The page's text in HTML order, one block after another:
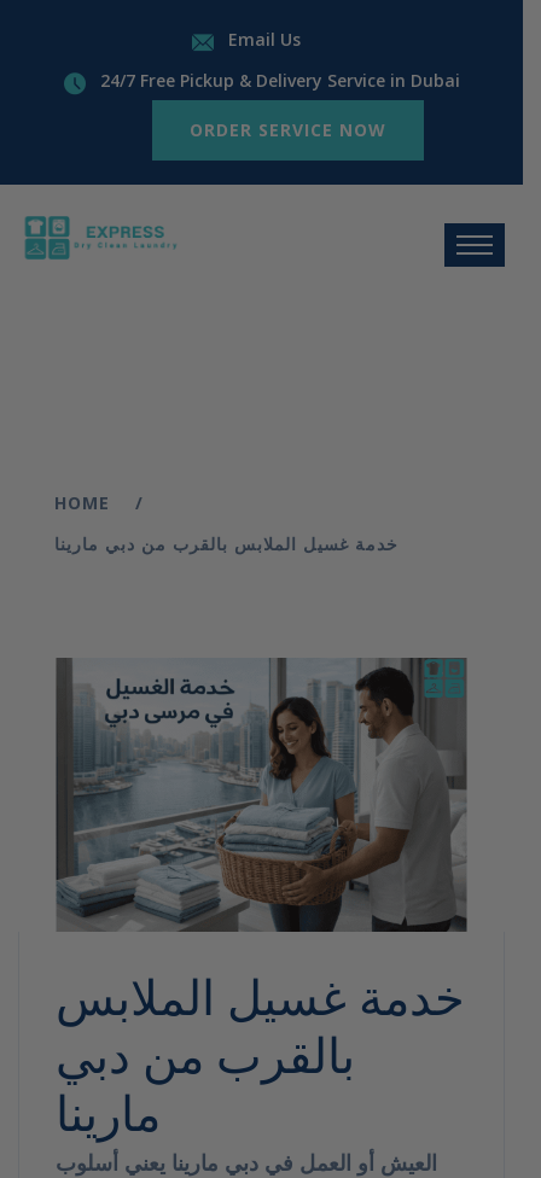
Email Us
24/7 Free Pickup & Delivery Service in Dubai
ORDER SERVICE NOW
HOME
خدمة غسيل الملابس بالقرب من دبي مارينا
خدمة غسيل الملابس
بالقرب من دبي
مارينا
العيش أو العمل في دبي مارينا يعني أسلوب